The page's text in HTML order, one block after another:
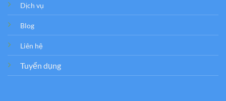
Dịch vụ
Blog
Liên hệ
Tuyển dụng